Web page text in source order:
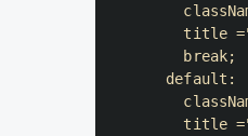
    title
=
break;
default :
    title
=